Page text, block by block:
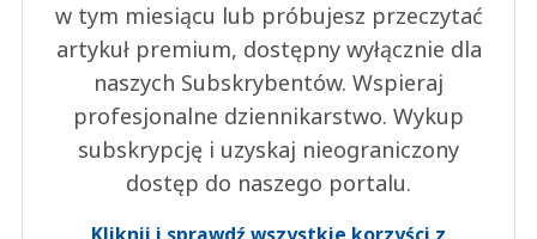
w tym miesiącu lub próbujesz przeczytać
artykuł premium, dostępny wyłącznie dla
naszych Subskrybentów. Wspieraj
profesjonalne dziennikarstwo. Wykup
subskrypcję i uzyskaj nieograniczony
dostęp do naszego portalu.